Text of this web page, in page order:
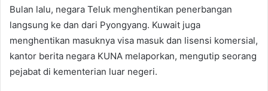
Bulan lalu, negara Teluk menghentikan penerbangan
langsung ke dan dari Pyongyang. Kuwait juga
menghentikan masuknya visa masuk dan lisensi komersial,
kantor berita negara KUNA melaporkan, mengutip seorang
pejabat di kementerian luar negeri.